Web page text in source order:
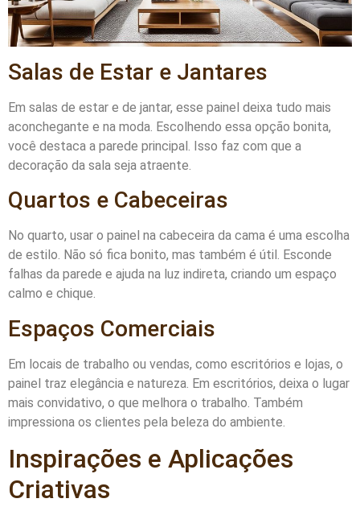
Salas de Estar e Jantares
Em salas de estar e de jantar, esse painel deixa tudo mais
aconchegante e na moda. Escolhendo essa opção bonita,
você destaca a parede principal. Isso faz com que a
decoração da sala seja atraente.
Quartos e Cabeceiras
No quarto, usar o painel na cabeceira da cama é uma escolha
de estilo. Não só fica bonito, mas também é útil. Esconde
falhas da parede e ajuda na luz indireta, criando um espaço
calmo e chique.
Espaços Comerciais
Em locais de trabalho ou vendas, como escritórios e lojas, o
painel traz elegância e natureza. Em escritórios, deixa o lugar
mais convidativo, o que melhora o trabalho. Também
impressiona os clientes pela beleza do ambiente.
Inspirações e Aplicações
Criativas